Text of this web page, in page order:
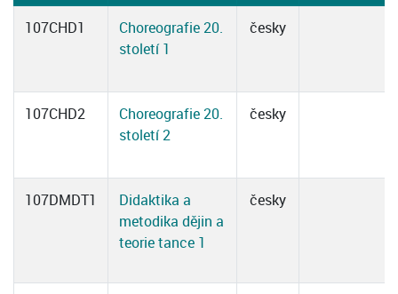
107CHD1
Choreografie 20.
století 1
česky
107CHD2
Choreografie 20.
století 2
česky
107DMDT1
Didaktika a
metodika dějin a
teorie tance 1
česky